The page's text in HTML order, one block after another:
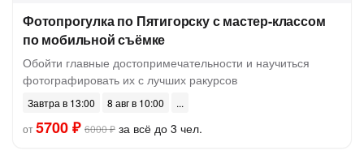
Фотопрогулка по Пятигорску с мастер-классом
по мобильной съёмке
Обойти главные достопримечательности и научиться
фотографировать их с лучших ракурсов
Завтра в 13:00
8 авг в 10:00
от5700 ₽ 6000 ₽ за всё до 3 чел.